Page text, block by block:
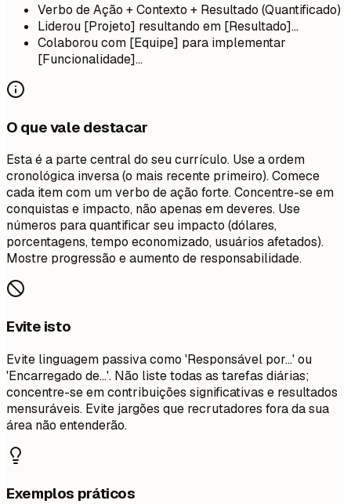
Verbo de Ação + Contexto + Resultado (Quantificado)
Liderou [Projeto] resultando em [Resultado]...
Colaborou com [Equipe] para implementar
[Funcionalidade]...
O que vale destacar
Esta é a parte central do seu currículo. Use a ordem
cronológica inversa (o mais recente primeiro). Comece
cada item com um verbo de ação forte. Concentre-se em
conquistas e impacto, não apenas em deveres. Use
números para quantificar seu impacto (dólares,
porcentagens, tempo economizado, usuários afetados).
Mostre progressão e aumento de responsabilidade.
Evite isto
Evite linguagem passiva como 'Responsável por...' ou
'Encarregado de...'. Não liste todas as tarefas diárias;
concentre-se em contribuições significativas e resultados
mensuráveis. Evite jargões que recrutadores fora da sua
área não entenderão.
Exemplos práticos